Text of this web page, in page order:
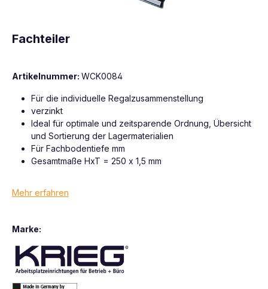
Fachteiler
Artikelnummer: WCK0084
Für die individuelle Regalzusammenstellung
verzinkt
Ideal für optimale und zeitsparende Ordnung, Übersicht
und Sortierung der Lagermaterialien
Für Fachbodentiefe mm
Gesamtmaße HxT = 250 x 1,5 mm
Mehr erfahren
Marke: